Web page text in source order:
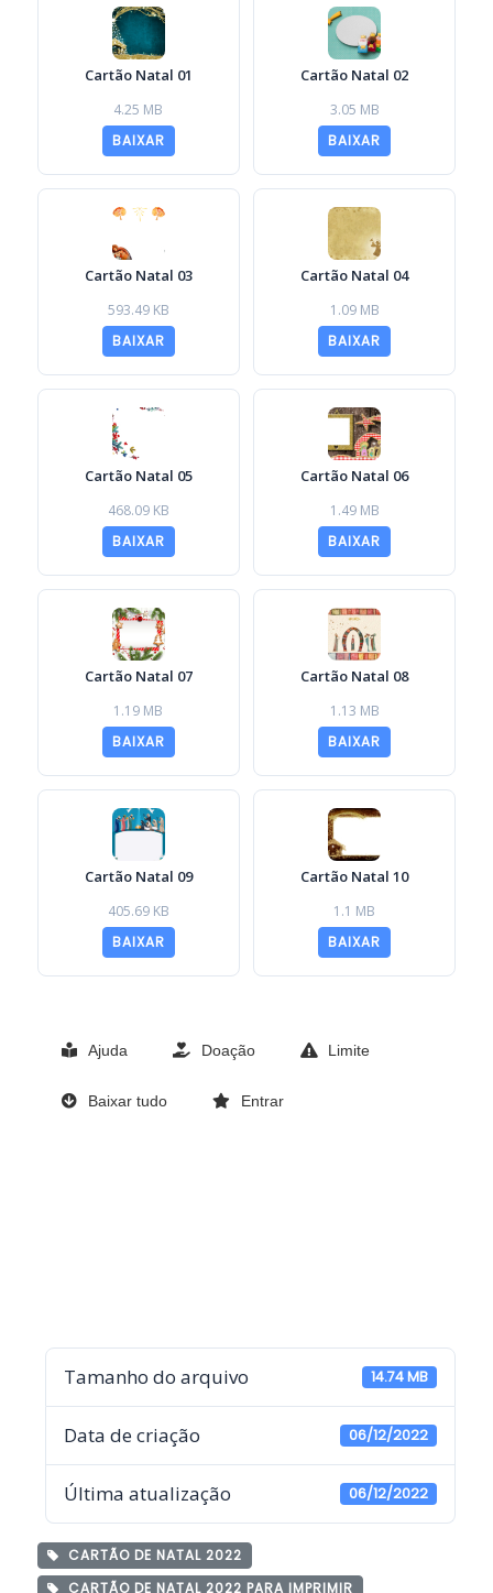
Cartão Natal 01
4.25 MB
BAIXAR
Cartão Natal 02
3.05 MB
BAIXAR
Cartão Natal 03
593.49 KB
BAIXAR
Cartão Natal 04
1.09 MB
BAIXAR
Cartão Natal 05
468.09 KB
BAIXAR
Cartão Natal 06
1.49 MB
BAIXAR
Cartão Natal 07
1.19 MB
BAIXAR
Cartão Natal 08
1.13 MB
BAIXAR
Cartão Natal 09
405.69 KB
BAIXAR
Cartão Natal 10
1.1 MB
BAIXAR
Ajuda Doação Limite
Baixar tudo Entrar
Tamanho do arquivo 14.74 MB
Data de criação 06/12/2022
Última atualização 06/12/2022
CARTÃO DE NATAL 2022
CARTÃO DE NATAL 2022 PARA IMPRIMIR